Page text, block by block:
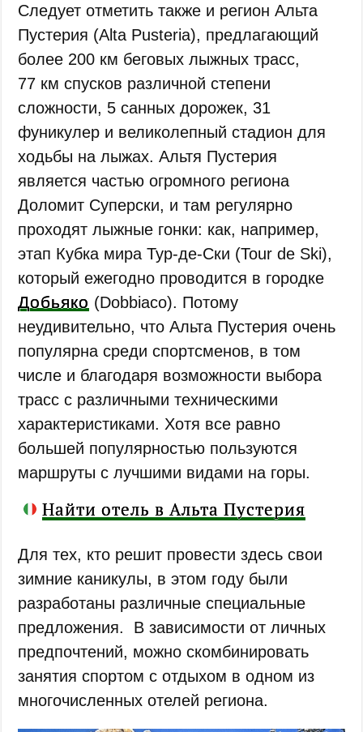
Следует отметить также и регион Альта
Пустерия (Alta Pusteria), предлагающий
более 200 км беговых лыжных трасс,
77 км спусков различной степени
сложности, 5 санных дорожек, 31
фуникулер и великолепный стадион для
ходьбы на лыжах. Альтя Пустерия
является частью огромного региона
Доломит Суперски, и там регулярно
проходят лыжные гонки: как, например,
этап Кубка мира Тур-де-Ски (Tour de Ski),
который ежегодно проводится в городке
Добьяко (Dobbiaco). Потому
неудивительно, что Альта Пустерия очень
популярна среди спортсменов, в том
числе и благодаря возможности выбора
трасс с различными техническими
характеристиками. Хотя все равно
большей популярностью пользуются
маршруты с лучшими видами на горы.
Найти отель в Альта Пустерия
Для тех, кто решит провести здесь свои
зимние каникулы, в этом году были
разработаны различные специальные
предложения. В зависимости от личных
предпочтений, можно скомбинировать
занятия спортом с отдыхом в одном из
многочисленных отелей региона.